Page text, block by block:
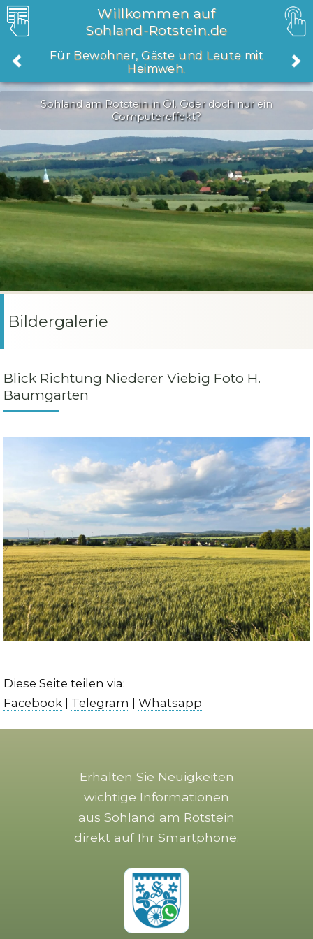
Willkommen auf
Sohland-Rotstein.de
Für Bewohner, Gäste und Leute mit
Heimweh.
Sohland am Rotstein in Öl. Oder doch nur ein
Computereffekt?
Bildergalerie
Blick Richtung Niederer Viebig Foto H.
Baumgarten
Diese Seite teilen via:
Facebook
Telegram Whatsapp
Erhalten Sie Neuigkeiten
wichtige Informationen
aus Sohland am Rotstein
direkt auf Ihr Smartphone.